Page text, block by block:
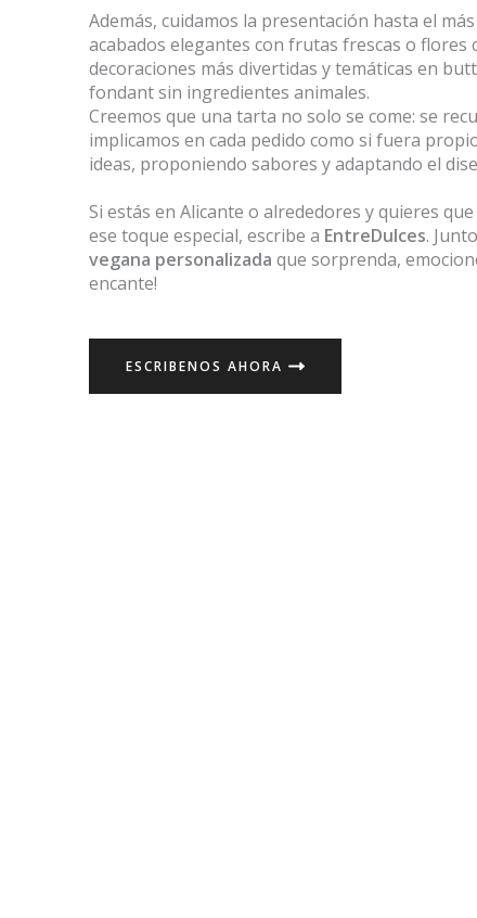
Además, cuidamos la presentación hasta el
acabados elegantes con frutas frescas o flores
decoraciones más divertidas y temáticas en
fondant sin ingredientes animales.
Creemos que una tarta no solo se come: se
implicamos en cada pedido como si fuera
ideas, proponiendo sabores y adaptando el
Si estás en Alicante o alrededores y quieres
ese toque especial, escribe a EntreDulces.
vegana personalizada que sorprenda,
encante!
ESCRIBENOS AHORA